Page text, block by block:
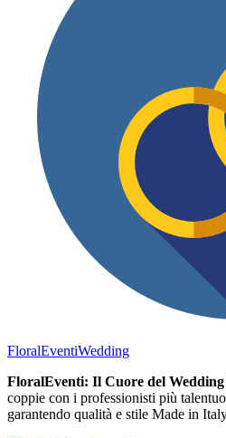
FloralEventiWedding
FloralEventi: Il Cuore del
coppie con i professionisti più
garantendo qualità e stile Made in